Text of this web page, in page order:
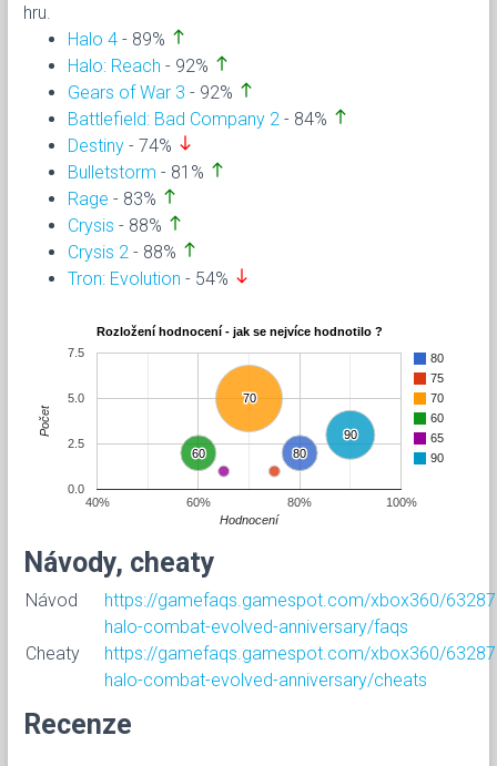
hru.
Halo 4 - 89% north
Halo: Reach - 92% north
Gears of War 3 - 92% north
Battlefield: Bad Company 2 - 84% north
Destiny - 74% south
Bulletstorm - 81% north
Rage - 83% north
Crysis - 88% north
Crysis 2 - 88% north
Tron: Evolution - 54% south
Rozložení hodnocení - jak se nejvíce hodnotilo ?
80
75
70
60
65
90
70
70
90
90
80
80
60
60
40% 60% 80% 100%
0.0
2.5
5.0
7.5
Hodnocení
Počet
Návody, cheaty
Návod
https://gamefaqs.gamespot.com/xbox360/
halo-combat-evolved-anniversary/faqs
Cheaty
https://gamefaqs.gamespot.com/xbox360/
halo-combat-evolved-anniversary/cheats
Recenze